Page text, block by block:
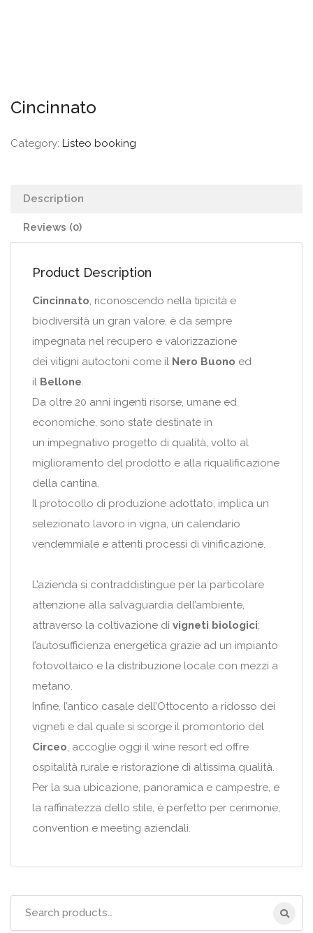
Cincinnato
Category: Listeo booking
Description
Reviews (0)
Product Description
Cincinnato, riconoscendo nella tipicità e
biodiversità un gran valore, è da sempre
impegnata nel recupero e valorizzazione
dei vitigni autoctoni come il Nero Buono ed
il Bellone.
Da oltre 20 anni ingenti risorse, umane ed
economiche, sono state destinate in
un impegnativo progetto di qualità, volto al
miglioramento del prodotto e alla riqualificazione
della cantina.
Il protocollo di produzione adottato, implica un
selezionato lavoro in vigna, un calendario
vendemmiale e attenti processi di vinificazione.
L’azienda si contraddistingue per la particolare
attenzione alla salvaguardia dell’ambiente,
attraverso la coltivazione di vigneti biologici;
l’autosufficienza energetica grazie ad un impianto
fotovoltaico e la distribuzione locale con mezzi a
metano.
Infine, l’antico casale dell’Ottocento a ridosso dei
vigneti e dal quale si scorge il promontorio del
Circeo, accoglie oggi il wine resort ed offre
ospitalità rurale e ristorazione di altissima qualità.
Per la sua ubicazione, panoramica e campestre, e
la raffinatezza dello stile, è perfetto per cerimonie,
convention e meeting aziendali.